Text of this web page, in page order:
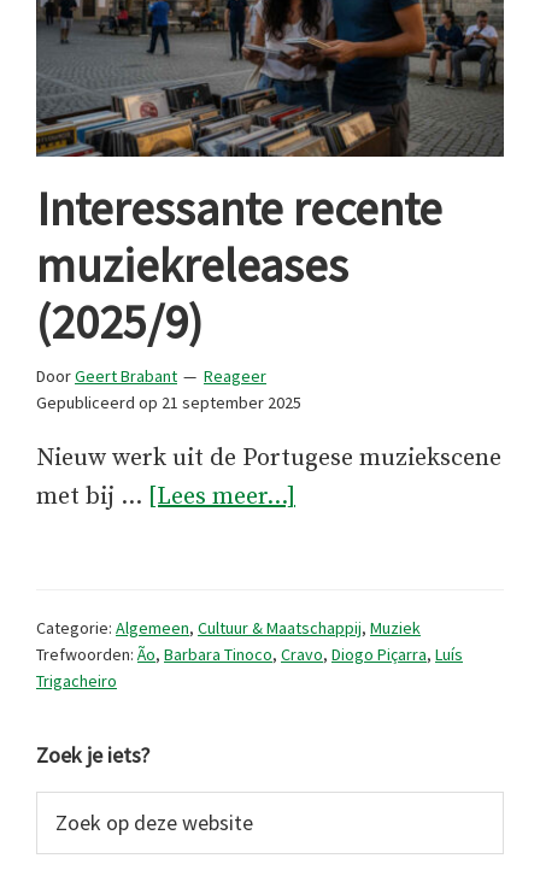
Interessante recente
muziekreleases
(2025/9)
DoorGeert Brabant
Reageer
Gepubliceerd op 21 september 2025
Nieuw werk uit de Portugese muziekscene
met bij … [Lees meer...]
Categorie: Algemeen, Cultuur & Maatschappij, Muziek
Trefwoorden:Ão, Barbara Tinoco, Cravo, Diogo Piçarra, Luís
Trigacheiro
Primaire
Sidebar
Zoek je iets?
op